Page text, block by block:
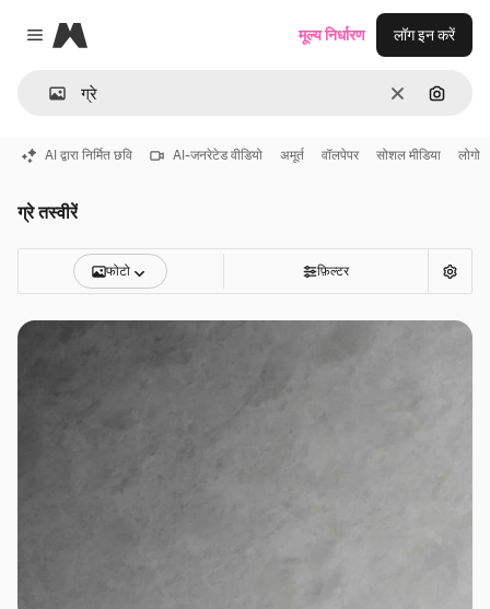
Close menu
Magnific
साफ़ इमेज से
मूल्य निर्धारण लॉग इन करें
AI द्वारा निर्मित छवि AI-जनरेटेड वीडियो अमूर्त वॉलपेपर सोशल मीडिया लोगो
ग्रे तस्वीरें
फोटो फ़िल्टर